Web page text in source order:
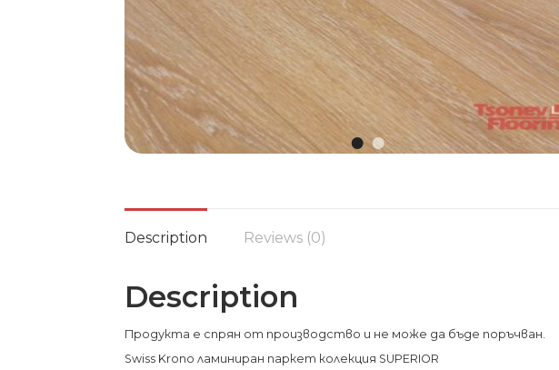
Description Reviews (0)
Description
Продукта е спрян от производство и не може да бъде поръчван.
Swiss Krono ламиниран паркет колекция SUPERIOR